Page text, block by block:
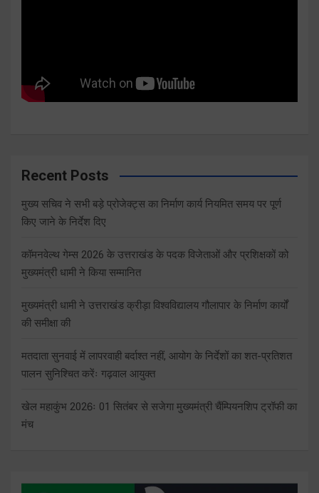
Recent Posts
मुख्य सचिव ने सभी बड़े प्रोजेक्ट्स का निर्माण कार्य नियमित समय पर पूर्ण
किए जाने के निर्देश दिए
कॉमनवेल्थ गेम्स 2026 के उत्तराखंड के पदक विजेताओं और प्रशिक्षकों को
मुख्यमंत्री धामी ने किया सम्मानित
मुख्यमंत्री धामी ने उत्तराखंड क्रीड़ा विश्वविद्यालय गौलापार के निर्माण कार्यों
की समीक्षा की
मतदाता सुनवाई में लापरवाही बर्दाश्त नहीं, आयोग के निर्देशों का शत-प्रतिशत
पालन सुनिश्चित करेंः गढ़वाल आयुक्त
खेल महाकुंभ 2026ः 01 सितंबर से सजेगा मुख्यमंत्री चैंम्पियनशिप ट्रॉफी का
मंच